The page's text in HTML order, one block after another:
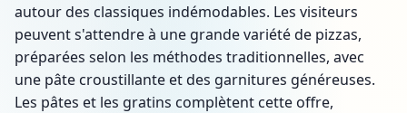
autour des classiques indémodables. Les visiteurs
peuvent s'attendre à une grande variété de pizzas,
préparées selon les méthodes traditionnelles, avec
une pâte croustillante et des garnitures généreuses.
Les pâtes et les gratins complètent cette offre,